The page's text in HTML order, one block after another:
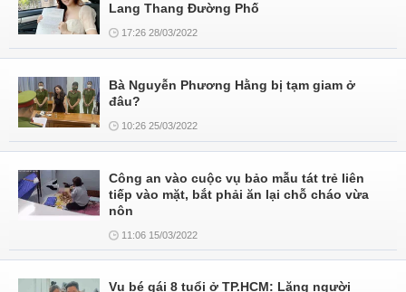
Lang Thang Đường Phố
17:26 28/03/2022
Bà Nguyễn Phương Hằng bị tạm giam ở
đâu?
10:26 25/03/2022
Công an vào cuộc vụ bảo mẫu tát trẻ liên
tiếp vào mặt, bắt phải ăn lại chỗ cháo vừa
nôn
11:06 15/03/2022
Vụ bé gái 8 tuổi ở TP.HCM: Lặng người